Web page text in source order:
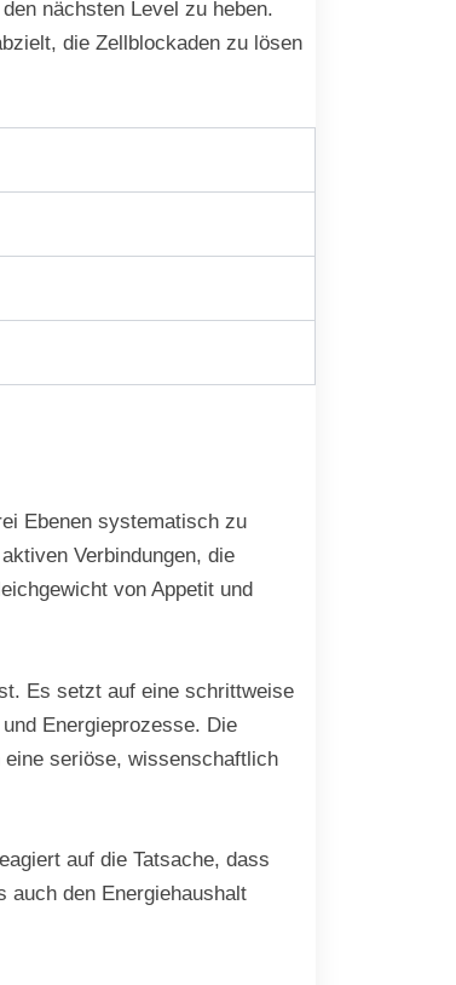
nächsten Level zu heben.
die Zellblockaden zu lösen
Ebenen systematisch zu
Verbindungen, die
von Appetit und
Es setzt auf eine schrittweise
Energieprozesse. Die
seriöse, wissenschaftlich
auf die Tatsache, dass
auch den Energiehaushalt